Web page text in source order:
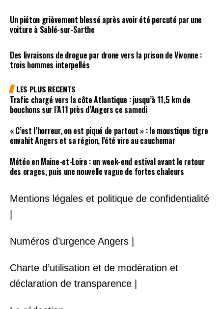
Un piéton grièvement blessé après avoir été percuté par une
voiture à Sablé-sur-Sarthe
Des livraisons de drogue par drone vers la prison de Vivonne :
trois hommes interpellés
LES PLUS RECENTS
Trafic chargé vers la côte Atlantique : jusqu’à 11,5 km de
bouchons sur l’A11 près d’Angers ce samedi
« C’est l’horreur, on est piqué de partout » : le moustique tigre
envahit Angers et sa région, l’été vire au cauchemar
Météo en Maine-et-Loire : un week-end estival avant le retour
des orages, puis une nouvelle vague de fortes chaleurs
Mentions légales et politique de confidentialité
Numéros d’urgence Angers |
Charte d’utilisation et de modération et
déclaration de transparence |